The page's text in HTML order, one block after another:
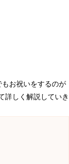
お祝いをするのが
詳しく解説していき